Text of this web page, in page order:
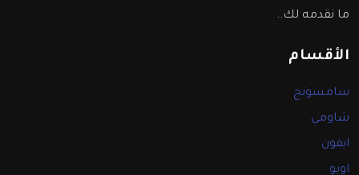
ما نقدمه لك..
الأقسام
سامسونج
شاومي
ايفون
اوبو